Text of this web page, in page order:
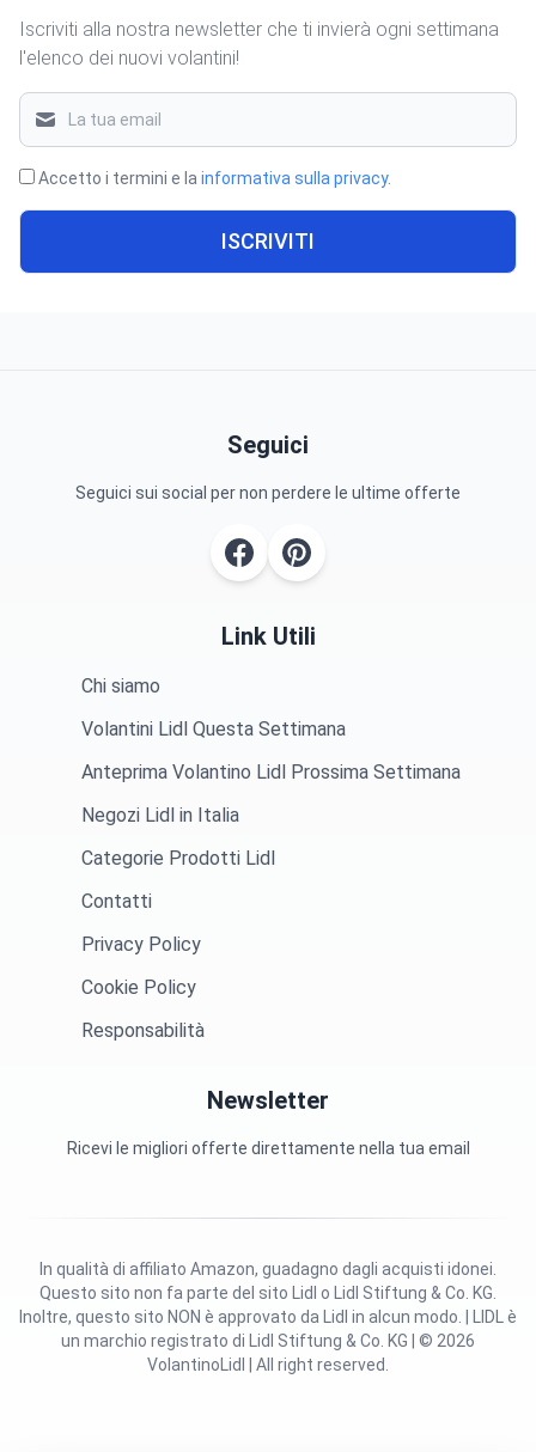
Iscriviti alla nostra newsletter che ti invierà ogni settimana
l'elenco dei nuovi volantini!
Accetto i termini e la informativa sulla privacy.
ISCRIVITI
Seguici
Seguici sui social per non perdere le ultime offerte
Link Utili
Chi siamo
Volantini Lidl Questa Settimana
Anteprima Volantino Lidl Prossima Settimana
Negozi Lidl in Italia
Categorie Prodotti Lidl
Contatti
Privacy Policy
Cookie Policy
Responsabilità
Newsletter
Ricevi le migliori offerte direttamente nella tua email
Questo sito non fa parte del sito Lidl o Lidl Stiftung & Co. KG.
Inoltre, questo sito NON è approvato da Lidl in alcun modo. | LIDL è
un marchio registrato di Lidl Stiftung & Co. KG | © 2026
VolantinoLidl | All right reserved.
In qualità di affiliato Amazon, guadagno dagli acquisti idonei.